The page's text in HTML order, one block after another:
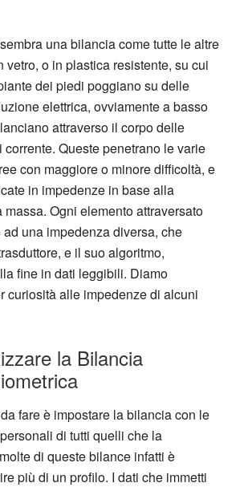
una bilancia come tutte le altre
vetro, o in plastica resistente, su cui
dei piedi poggiano su delle
elettrica, ovviamente a basso
attraverso il corpo delle
corrente. Queste penetrano le varie
con maggiore o minore difficoltà, e
in impedenze in base alla
Ogni elemento attraversato
una impedenza diversa, che
e il suo algoritmo,
fine in dati leggibili. Diamo
curiosità alle impedenze di alcuni
la Bilancia
fare è impostare la bilancia con le
di tutti quelli che la
di queste bilance infatti è
più di un profilo. I dati che immetti